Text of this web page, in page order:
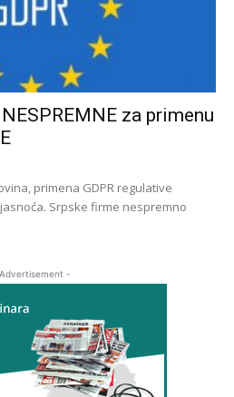
za primenu
primena GDPR regulative
Srpske firme nespremno
-